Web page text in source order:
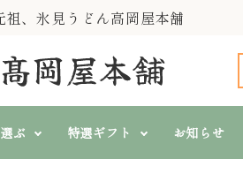
、氷見うどん高岡屋本舗
ぶ 特選ギフト お知らせ